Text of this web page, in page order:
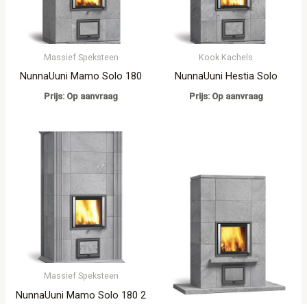
Massief Speksteen
NunnaUuni Mamo Solo 180
Prijs: Op aanvraag
Kook Kachels
NunnaUuni Hestia Solo
Prijs: Op aanvraag
Massief Speksteen
NunnaUuni Mamo Solo 180 2